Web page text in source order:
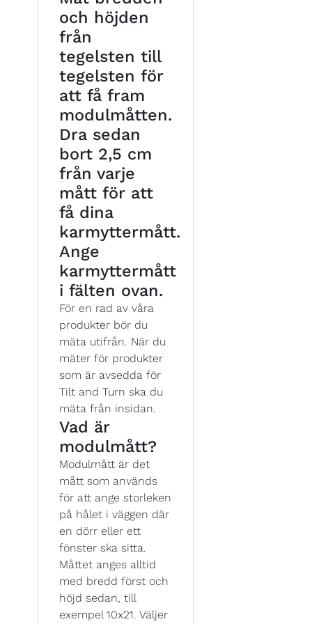
och höjden
från
tegelsten till
tegelsten för
att få fram
modulmåtten.
Dra sedan
bort 2,5 cm
från varje
mått för att
få dina
karmyttermått.
Ange
karmyttermått
i fälten ovan.
För en rad av våra
produkter bör du
mäta utifrån. När du
mäter för produkter
som är avsedda för
Tilt and Turn ska du
mäta från insidan.
Vad är
modulmått?
Modulmått är det
mått som används
för att ange storleken
på hålet i väggen där
en dörr eller ett
fönster ska sitta.
Måttet anges alltid
med bredd först och
höjd sedan, till
exempel 10x21. Väljer